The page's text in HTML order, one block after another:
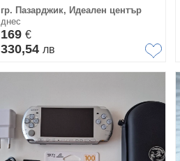
гр. Пазарджик, Идеален център
днес
169 €
330,54 лв